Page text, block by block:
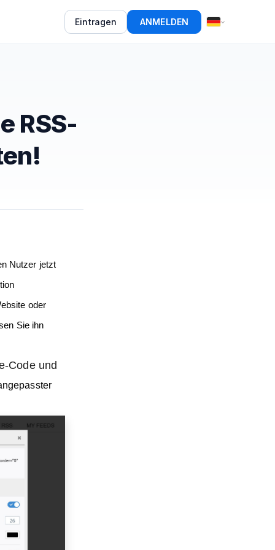
Eintragen ANMELDEN
RSS-
Nutzer jetzt
oder
Sie ihn
Code und